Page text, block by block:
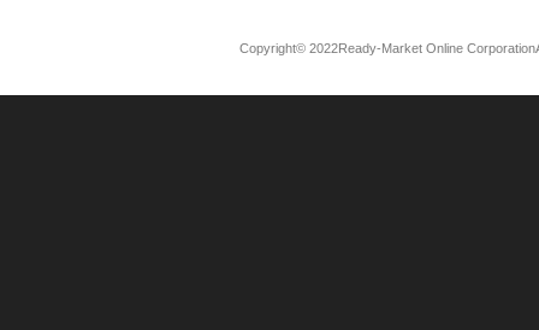
Copyright© 2022Ready-Market Online